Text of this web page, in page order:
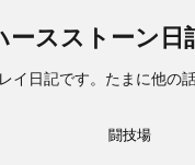
ースストーン日
イ日記です。たまに他の
闘技場